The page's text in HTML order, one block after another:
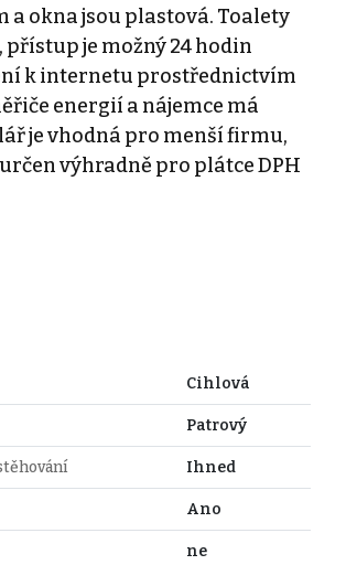
okna jsou plastová. Toalety
přístup je možný 24 hodin
k internetu prostřednictvím
energií a nájemce má
je vhodná pro menší firmu,
výhradně pro plátce DPH
Cihlová
Patrový
Ihned
Ano
ne